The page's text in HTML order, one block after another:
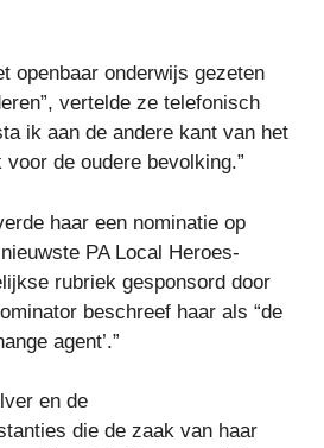
openbaar onderwijs gezeten
vertelde ze telefonisch
ik aan de andere kant van het
de oudere bevolking.”
haar een nominatie op
PA Local Heroes-
rubriek gesponsord door
beschreef haar als “de
agent’.”
en de
die de zaak van haar